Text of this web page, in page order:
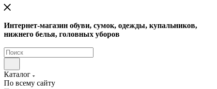
Интернет-магазин обуви, сумок, одежды, купальников,
нижнего белья, головных уборов
Каталог
По всему сайту